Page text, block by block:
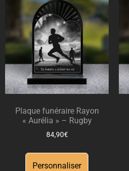
Plaque funéraire Rayon
« Aurélia » – Rugby
84,90€
Personnaliser